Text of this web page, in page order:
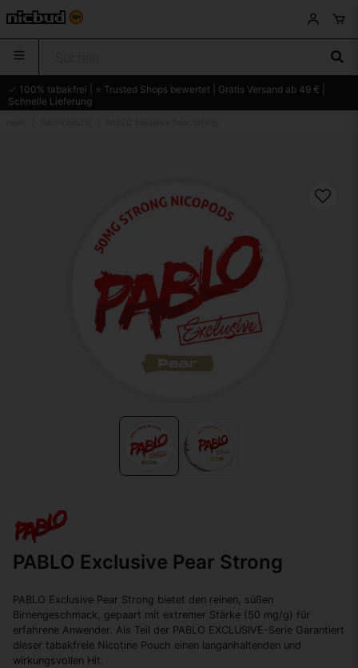
✓ 100% tabakfrei | ⭐ Trusted Shops bewertet | Gratis Versand ab 49 € |
Schnelle Lieferung
PABLO Exclusive Pear Strong
PABLO Exclusive Pear Strong bietet den reinen, süßen
Birnengeschmack, gepaart mit extremer Stärke (50 mg/g) für
erfahrene Anwender. Als Teil der PABLO EXCLUSIVE-Serie Garantiert
dieser tabakfreie Nicotine Pouch einen langanhaltenden und
wirkungsvollen Hit.